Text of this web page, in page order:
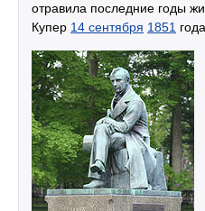
отравила последние годы
Купер 14 сентября 1851